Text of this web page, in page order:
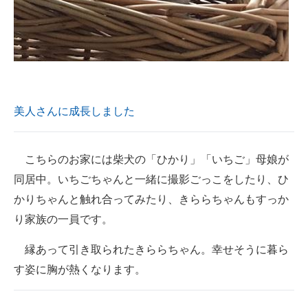
美人さんに成長しました
こちらのお家には柴犬の「ひかり」「いちご」母娘が
同居中。いちごちゃんと一緒に撮影ごっこをしたり、ひ
かりちゃんと触れ合ってみたり、きららちゃんもすっか
り家族の一員です。
縁あって引き取られたきららちゃん。幸せそうに暮ら
す姿に胸が熱くなります。